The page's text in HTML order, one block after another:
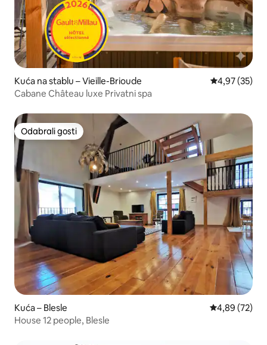
Kuća na stablu – Vieille-Brioude Prosječna
4,97 (35)
Cabane Château luxe Privatni spa
Odabrali gosti
Odabrali gosti
Kuća – Blesle Prosječna
4,89 (72)
House 12 people, Blesle